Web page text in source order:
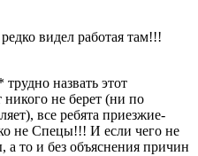
видел работая там!!!
назвать этот
не берет (ни по
все ребята приезжие-
не Спецы!!! И если чего не
то и без объяснения причин